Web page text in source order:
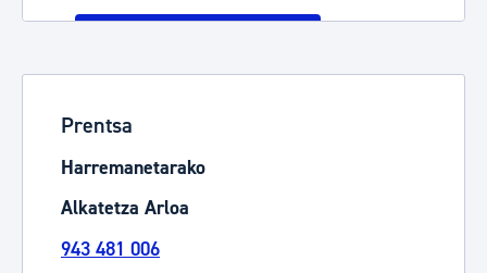
Prentsa
Harremanetarako
Alkatetza Arloa
943 481 006